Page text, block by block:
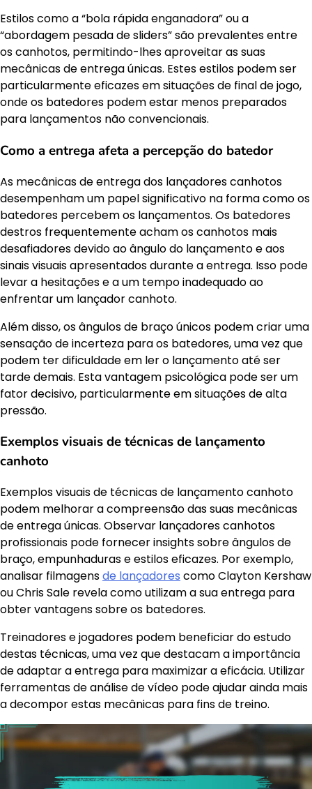
Estilos como a “bola rápida enganadora” ou a
“abordagem pesada de sliders” são prevalentes entre
os canhotos, permitindo-lhes aproveitar as suas
mecânicas de entrega únicas. Estes estilos podem ser
particularmente eficazes em situações de final de jogo,
onde os batedores podem estar menos preparados
para lançamentos não convencionais.
Como a entrega afeta a percepção do batedor
As mecânicas de entrega dos lançadores canhotos
desempenham um papel significativo na forma como os
batedores percebem os lançamentos. Os batedores
destros frequentemente acham os canhotos mais
desafiadores devido ao ângulo do lançamento e aos
sinais visuais apresentados durante a entrega. Isso pode
levar a hesitações e a um tempo inadequado ao
enfrentar um lançador canhoto.
Além disso, os ângulos de braço únicos podem criar uma
sensação de incerteza para os batedores, uma vez que
podem ter dificuldade em ler o lançamento até ser
tarde demais. Esta vantagem psicológica pode ser um
fator decisivo, particularmente em situações de alta
pressão.
Exemplos visuais de técnicas de lançamento
canhoto
Exemplos visuais de técnicas de lançamento canhoto
podem melhorar a compreensão das suas mecânicas
de entrega únicas. Observar lançadores canhotos
profissionais pode fornecer insights sobre ângulos de
braço, empunhaduras e estilos eficazes. Por exemplo,
analisar filmagensde lançadores como Clayton Kershaw
ou Chris Sale revela como utilizam a sua entrega para
obter vantagens sobre os batedores.
Treinadores e jogadores podem beneficiar do estudo
destas técnicas, uma vez que destacam a importância
de adaptar a entrega para maximizar a eficácia. Utilizar
ferramentas de análise de vídeo pode ajudar ainda mais
a decompor estas mecânicas para fins de treino.